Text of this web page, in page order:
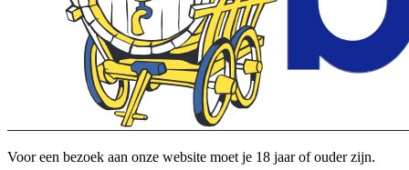
Voor een bezoek aan onze website moet je 18 jaar of ouder zijn.